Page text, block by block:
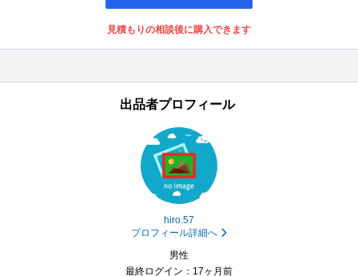
見積もりの相談後に購入できます
出品者プロフィール
hiro.57
プロフィール詳細へ
男性
最終ログイン：17ヶ月前